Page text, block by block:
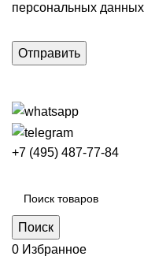
персональных данных
+7 (495) 487-77-84
Поиск
0 Избранное